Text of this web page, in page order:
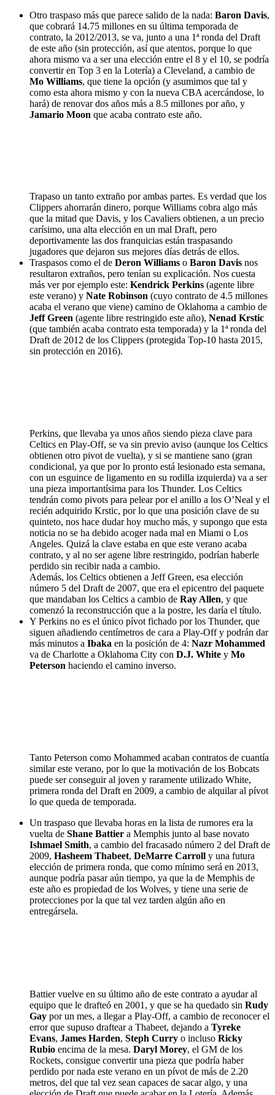
Otro traspaso más que parece salido de la nada: Baron Davis,
que cobrará 14.75 millones en su última temporada de
contrato, la 2012/2013, se va, junto a una 1ª ronda del Draft
de este año (sin protección, así que atentos, porque lo que
ahora mismo va a ser una elección entre el 8 y el 10, se podría
convertir en Top 3 en la Lotería) a Cleveland, a cambio de
Mo Williams, que tiene la opción (y asumimos que tal y
como esta ahora mismo y con la nueva CBA acercándose, lo
hará) de renovar dos años más a 8.5 millones por año, y
Jamario Moon que acaba contrato este año.
Trapaso un tanto extraño por ambas partes. Es verdad que los
Clippers ahorrarán dinero, porque Williams cobra algo más
que la mitad que Davis, y los Cavaliers obtienen, a un precio
carísimo, una alta elección en un mal Draft, pero
deportivamente las dos franquicias están traspasando
jugadores que dejaron sus mejores días detrás de ellos.
Traspasos como el de Deron Williams o Baron Davis nos
resultaron extraños, pero tenían su explicación. Nos cuesta
más ver por ejemplo este: Kendrick Perkins (agente libre
este verano) y Nate Robinson (cuyo contrato de 4.5 millones
acaba el verano que viene) camino de Oklahoma a cambio de
Jeff Green (agente libre restringido este año), Nenad Krstic
(que también acaba contrato esta temporada) y la 1ª ronda del
Draft de 2012 de los Clippers (protegida Top-10 hasta 2015,
sin protección en 2016).
Perkins, que llevaba ya unos años siendo pieza clave para
Celtics en Play-Off, se va sin previo aviso (aunque los Celtics
obtienen otro pivot de vuelta), y si se mantiene sano (gran
condicional, ya que por lo pronto está lesionado esta semana,
con un esguince de ligamento en su rodilla izquierda) va a ser
una pieza importantísima para los Thunder. Los Celtics
tendrán como pivots para pelear por el anillo a los O’Neal y el
recién adquirido Krstic, por lo que una posición clave de su
quinteto, nos hace dudar hoy mucho más, y supongo que esta
noticia no se ha debido acoger nada mal en Miami o Los
Angeles. Quizá la clave estaba en que este verano acaba
contrato, y al no ser agene libre restringido, podrían haberle
perdido sin recibir nada a cambio.
Además, los Celtics obtienen a Jeff Green, esa elección
número 5 del Draft de 2007, que era el epicentro del paquete
que mandaban los Celtics a cambio de Ray Allen, y que
comenzó la reconstrucción que a la postre, les daría el título.
Y Perkins no es el único pívot fichado por los Thunder, que
siguen añadiendo centímetros de cara a Play-Off y podrán dar
más minutos a Ibaka en la posición de 4: Nazr Mohammed
va de Charlotte a Oklahoma City con D.J. White y Mo
Peterson haciendo el camino inverso.
Tanto Peterson como Mohammed acaban contratos de cuantía
similar este verano, por lo que la motivación de los Bobcats
puede ser conseguir al joven y raramente utilizado White,
primera ronda del Draft en 2009, a cambio de alquilar al pívot
lo que queda de temporada.
Un traspaso que llevaba horas en la lista de rumores era la
vuelta de Shane Battier a Memphis junto al base novato
Ishmael Smith, a cambio del fracasado número 2 del Draft de
2009, Hasheem Thabeet, DeMarre Carroll y una futura
elección de primera ronda, que como mínimo será en 2013,
aunque podría pasar aún tiempo, ya que la de Memphis de
este año es propiedad de los Wolves, y tiene una serie de
protecciones por la que tal vez tarden algún año en
entregársela.
Battier vuelve en su último año de este contrato a ayudar al
equipo que le drafteó en 2001, y que se ha quedado sin Rudy
Gay por un mes, a llegar a Play-Off, a cambio de reconocer el
error que supuso draftear a Thabeet, dejando a Tyreke
Evans, James Harden, Steph Curry o incluso Ricky
Rubio encima de la mesa. Daryl Morey, el GM de los
Rockets, consigue convertir una pieza que podría haber
perdido por nada este verano en un pívot de más de 2.20
metros, del que tal vez sean capaces de sacar algo, y una